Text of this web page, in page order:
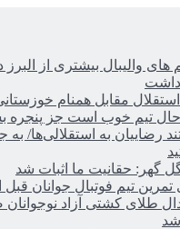
های والیبال بیشتری از
داشت
مقابل همنام
حال تیم خوب است جز پنجره
رضاییان به استقلالی‌ها/ به
گهر: حقانیت ما اثبات شد
تمرین تیم فوتبال جوانان قبل
طلای کشتی آزاد